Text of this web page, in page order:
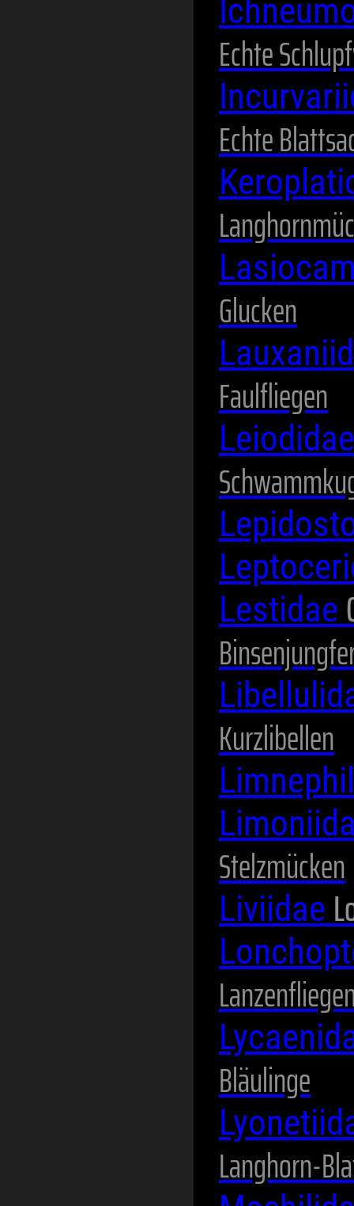
Echte
Echte
Glucken
Faulfliegen
Lestidae
Kurzlibellen
Stelzmücken
Liviidae
Bläulinge
Langhorn-